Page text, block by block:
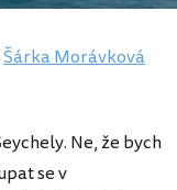
Šárka Morávková
Ne, že bych
se v